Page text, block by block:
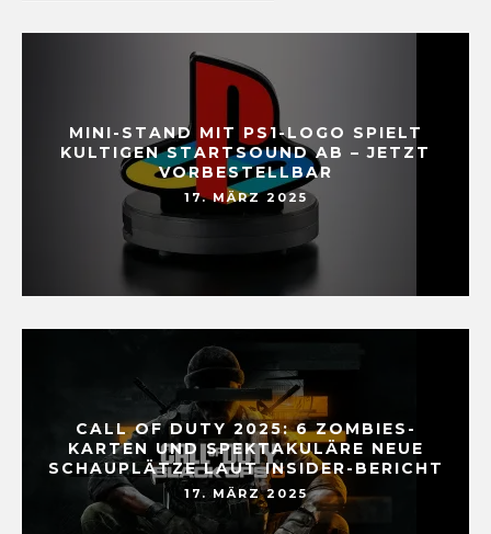
MINI-STAND MIT PS1-LOGO SPIELT
KULTIGEN STARTSOUND AB – JETZT
VORBESTELLBAR
17. MÄRZ 2025
CALL OF DUTY 2025: 6 ZOMBIES-
KARTEN UND SPEKTAKULÄRE NEUE
SCHAUPLÄTZE LAUT INSIDER-BERICHT
17. MÄRZ 2025